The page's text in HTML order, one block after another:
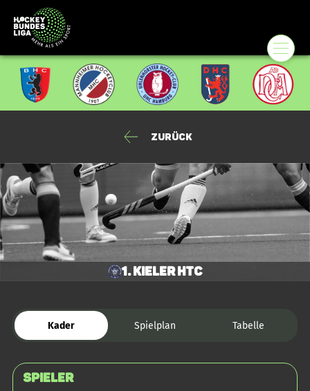
Zurück
1. Kieler HTC
Kader Spielplan Tabelle
Spieler